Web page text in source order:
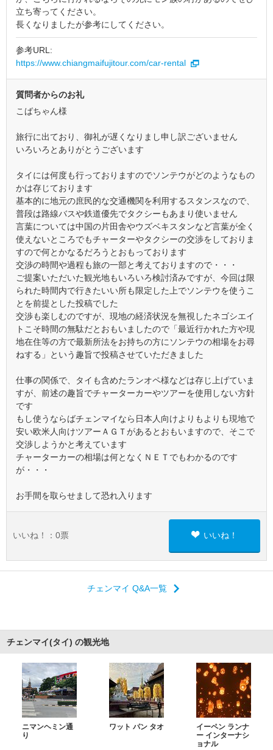
立ち寄ってください。
長くなりましたが参考にしてください。
参考URL:
https://www.chiangmaifujitour.com/car-rental
質問者からのお礼
こばちゃん様
旅行に出ており、御礼が遅くなりまし申し訳ございません
いろいろとありがとうございます
タイには何度も行っておりますのでソンテウがどのようなもの
かは存じております
基本的に地元の庶民的な交通機関を利用するスタンスなので、
普段は路線バスや鉄道優先でタクシーもあまり使いません
言葉については中国の片田舎やウズベキスタンなど言葉が全く
使えないところでもチャーターやタクシーの交渉をしておりま
すので何とかなるだろうとおもっております
交渉の時間や過程も旅の一部と考えておりますので・・・
ご提案いただいた観光地もいろいろ検討済みですが、今回は限
られた時間内で行きたいい所も限定した上でソンテウを使うこ
とを前提とした投稿でした
交渉も楽しむのですが、現地の経済状況を無視したネゴシエイ
トこそ時間の無駄だとおもいましたので「最近行かれた方や現
地在住等の方で最新所法をお持ちの方にソンテウの相場をお尋
ねする」という趣旨で投稿させていただきました
仕事の関係で、タイも含めたランオペ様などは存じ上げていま
すが、前述の趣旨でチャーターカーやツアーを使用しない方針
です
もし使うならばチェンマイなら日本人向けよりもよりも現地で
安い欧米人向けツアーＡＧＴがあるとおもいますので、そこで
交渉しようかと考えています
チャーターカーの相場は何となくＮＥＴでもわかるのです
が・・・
お手間を取らせまして恐れ入ります
いいね！： 0票 いいね！
チェンマイ Q&A一覧
チェンマイ(タイ) の観光地
ニマンヘミン通
り
ワット パン タオ
イーペン ランナ
ー インターナシ
ョナル